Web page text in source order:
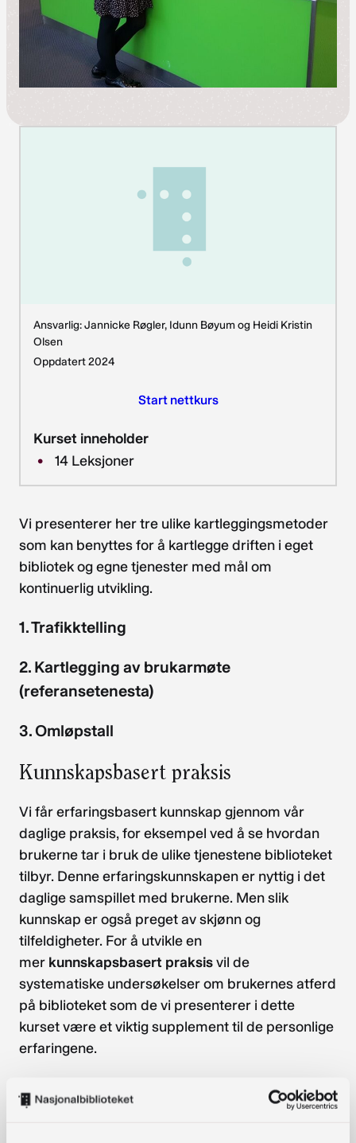
Ansvarlig: Jannicke Røgler, Idunn Bøyum og Heidi Kristin
Olsen
Oppdatert 2024
Start nettkurs
Kurset inneholder
14 Leksjoner
Vi presenterer her tre ulike kartleggingsmetoder
som kan benyttes for å kartlegge driften i eget
bibliotek og egne tjenester med mål om
kontinuerlig utvikling.
1. Trafikktelling
2. Kartlegging av brukarmøte
(referansetenesta)
3. Omløpstall
Kunnskapsbasert praksis
Vi får erfaringsbasert kunnskap gjennom vår
daglige praksis, for eksempel ved å se hvordan
brukerne tar i bruk de ulike tjenestene biblioteket
tilbyr. Denne erfaringskunnskapen er nyttig i det
daglige samspillet med brukerne. Men slik
kunnskap er også preget av skjønn og
tilfeldigheter. For å utvikle en
mer kunnskapsbasert praksisvil de
systematiske undersøkelser om brukernes atferd
på biblioteket som de vi presenterer i dette
kurset være et viktig supplement til de personlige
erfaringene.
og oppdatert høsten 2024.